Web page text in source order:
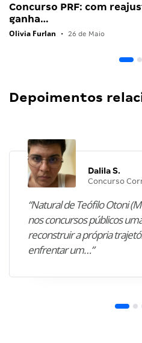
Concurso PRF: com
ganha…
Olivia Furlan • 26 de Maio
Depoimentos
Dalila S.
Concurso
“Natural de Teófilo Otoni
nos concursos públicos
reconstruir a própria
enfrentar um…”